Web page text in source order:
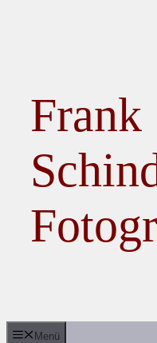
Frank
Menü